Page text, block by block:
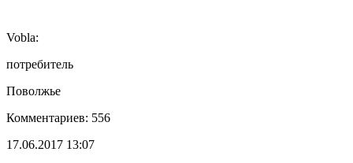
Vobla:
потребитель
Поволжье
Комментариев: 556
17.06.2017 13:07